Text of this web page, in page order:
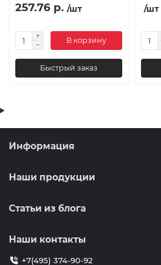
257.76 р. /шт
В корзину
Быстрый заказ
/шт
Информация
Наши продукции
Статьи из блога
Наши контакты
+7(495) 374-90-92